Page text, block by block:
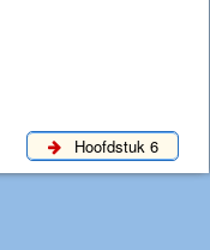
Hoofdstuk 6